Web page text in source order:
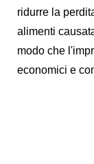
ridurre la
alimenti
modo che
economici e